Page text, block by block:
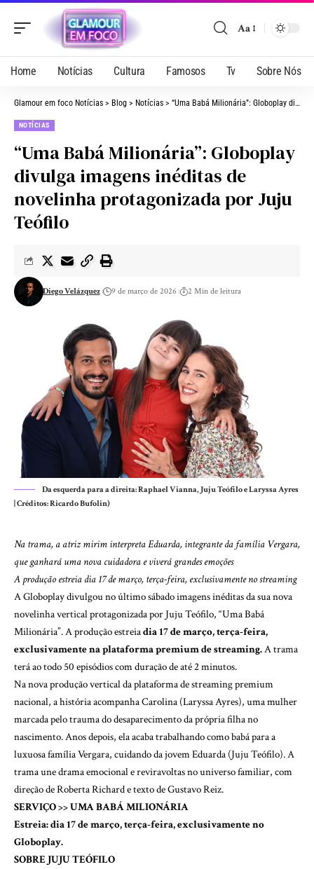
Aa
Home Notícias Cultura Famosos Tv Sobre Nós
Glamour em foco Notícias > Blog > Notícias > “Uma Babá Milionária”: Globoplay divulga imagens inéditas de novelinha protagonizada por Juju Teófilo
NOTÍCIAS
“Uma Babá Milionária”: Globoplay
divulga imagens inéditas de
novelinha protagonizada por Juju
Teófilo
Diego Velázquez 9 de março de 2026 2 Min de leitura
Da esquerda para a direita: Raphael Vianna, Juju Teófilo e Laryssa Ayres
| Créditos: Ricardo Bufolin)
Na trama, a atriz mirim interpreta Eduarda, integrante da família Vergara,
que ganhará uma nova cuidadora e viverá grandes emoções
A produção estreia dia 17 de março, terça-feira, exclusivamente no streaming
A Globoplay divulgou no último sábado imagens inéditas da sua nova
novelinha vertical protagonizada por Juju Teófilo, “Uma Babá
Milionária”. A produção estreiadia 17 de março, terça-feira,
exclusivamente na plataforma premium de streaming.A trama
terá ao todo 50 episódios com duração de até 2 minutos.
Na nova produção vertical da plataforma de streaming premium
nacional, a história acompanha Carolina (Laryssa Ayres), uma mulher
marcada pelo trauma do desaparecimento da própria filha no
nascimento. Anos depois, ela acaba trabalhando como babá para a
luxuosa família Vergara, cuidando da jovem Eduarda (Juju Teófilo). A
trama une drama emocional e reviravoltas no universo familiar, com
direção de Roberta Richard e texto de Gustavo Reiz.
SERVIÇO >> UMA BABÁ MILIONÁRIA
Estreia: dia 17 de março, terça-feira, exclusivamente no
Globoplay.
SOBRE JUJU TEÓFILO